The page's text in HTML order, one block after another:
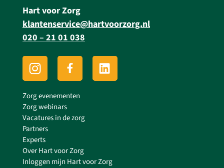
Hart voor Zorg
klantenservice@hartvoorzorg.nl
020 – 21 01 038
Zorg evenementen
Zorg webinars
Vacatures in de zorg
Partners
Experts
Over Hart voor Zorg
Inloggen mijn Hart voor Zorg